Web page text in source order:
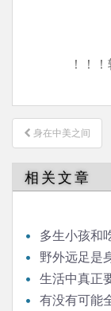
！！
文
章
导
航
身在中美之间
相关文章
多生小孩和
野外远足是
发言生活中真正
有没有可能